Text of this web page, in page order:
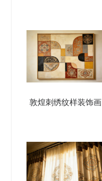
敦煌刺绣纹样装饰画